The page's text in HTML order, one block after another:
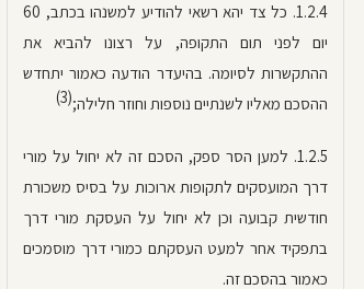
1.2.4. כל צד יהא רשאי להודיע למשנהו בכתב, 60
יום לפני תום התקופה, על רצונו להביא את
ההתקשרות לסיומה. בהיעדר הודעה כאמור יתחדש
ההסכם מאליו לשנתיים נוספות וחוזר חלילה;(3)
1.2.5. למען הסר ספק, הסכם זה לא יחול על מורי
דרך המועסקים לתקופות ארוכות על בסיס משכורת
חודשית קבועה וכן לא יחול על העסקת מורי דרך
בתפקיד אחר למעט העסקתם כמורי דרך מוסמכים
כאמור בהסכם זה.